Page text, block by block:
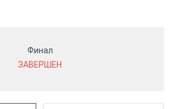
Финал
ЗАВЕРШЕН